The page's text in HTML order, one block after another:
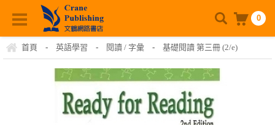
0
首頁 - 英語學習 - 閱讀 / 字彙 - 基礎閱讀 第三冊 (2/e)